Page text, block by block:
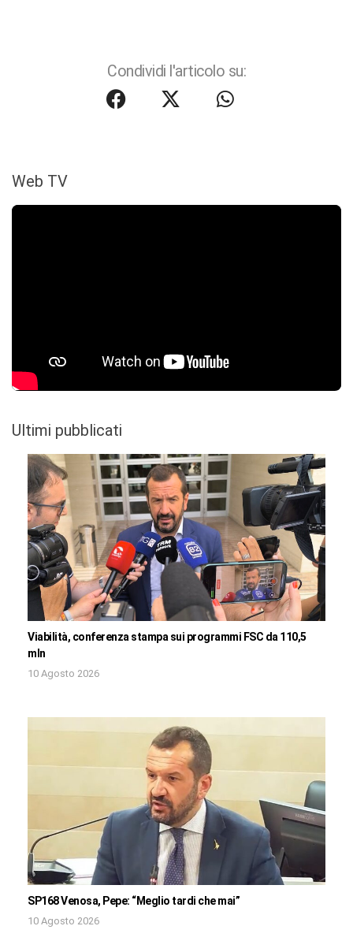
Condividi l'articolo su:
Web TV
Ultimi pubblicati
Viabilità, conferenza stampa sui programmi FSC da 110,5
mln
10 Agosto 2026
SP168 Venosa, Pepe: “Meglio tardi che mai”
10 Agosto 2026